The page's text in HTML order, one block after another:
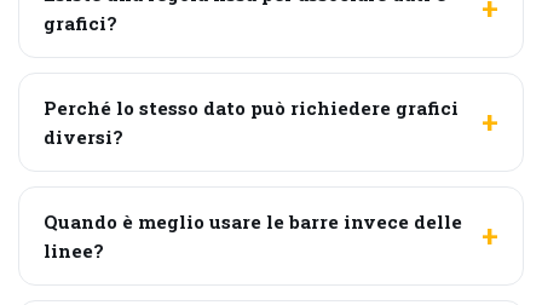
grafici?
Perché lo stesso dato può richiedere grafici
diversi?
Quando è meglio usare le barre invece delle
linee?